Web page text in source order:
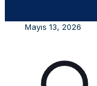
Mayıs 13, 2026